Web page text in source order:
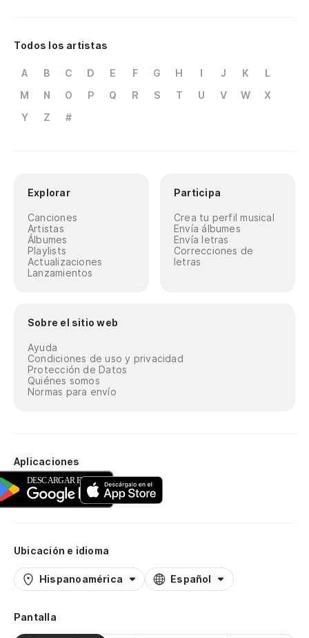
Todos los artistas
A B C D E F G H I J K
L
M
N O P Q R S T U V W
X
Y
Z #
Explorar
Canciones
Artistas
Álbumes
Playlists
Actualizaciones
Lanzamientos
Participa
Crea tu perfil musical
Envía álbumes
Envía letras
Correcciones de
letras
Sobre el sitio web
Ayuda
Condiciones de uso y privacidad
Protección de Datos
Quiénes somos
Normas para envío
Aplicaciones
Ubicación e idioma
Hispanoamérica Español
Pantalla